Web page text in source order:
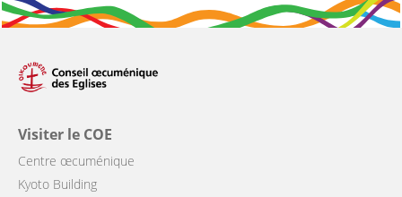
Visiter le COE
Centre œcuménique
Kyoto Building